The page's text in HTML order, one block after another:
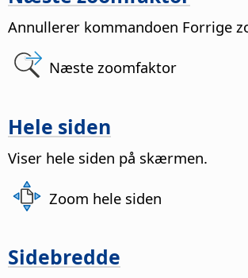
Annullerer kommandoen Forrige
Næste zoomfaktor
Hele siden
Viser hele siden på skærmen.
Zoom hele siden
Sidebredde